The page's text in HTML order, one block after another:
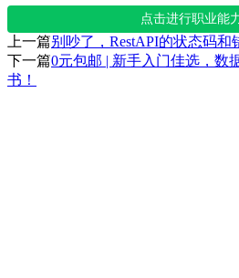
点击进行职业能
上一篇别吵了，RestAPI的状态码和
下一篇0元包邮 | 新手入门佳选，数
书！